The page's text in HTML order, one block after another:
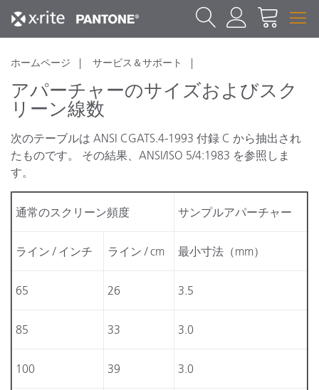
ホームページ サービス＆サポート
アパーチャーのサイズおよびスク
リーン線数
次のテーブルは ANSI CGATS.4-1993 付録 C から抽出され
たものです。 その結果、ANSI/ISO 5/4:1983 を参照しま
す。
通常のスクリーン頻度 サンプルアパーチャー
ライン / インチ ライン / cm 最小寸法（mm）
65 26 3.5
85 33 3.0
100 39 3.0